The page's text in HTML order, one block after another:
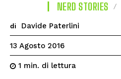
NERD STORIES
di Davide Paterlini
13 Agosto 2016
1 min. di lettura